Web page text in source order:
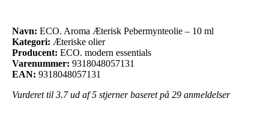
Navn: ECO. Aroma Æterisk Pebermynteolie – 10 ml
Kategori: Æteriske olier
Producent: ECO. modern essentials
Varenummer: 9318048057131
EAN: 9318048057131
Vurderet til 3.7ud af 5 stjerner baseret på 29 anmeldelser